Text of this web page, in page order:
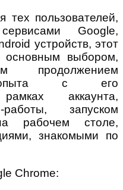
тех пользователей,
Google,
устройств, этот
основным выбором,
продолжением
опыта с его
аккаунта,
запуском
рабочем столе,
знакомыми по
Chrome: